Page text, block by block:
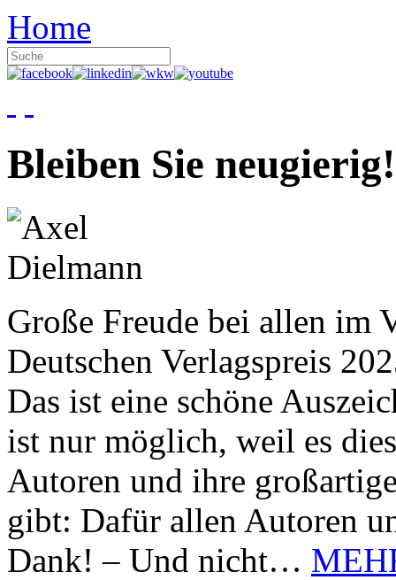
Home
Bleiben Sie neugierig!
Große Freude bei allen im
Deutschen Verlagspreis
Das ist eine schöne
ist nur möglich, weil es
Autoren und ihre
gibt: Dafür allen Autoren
Dank! – Und nicht…